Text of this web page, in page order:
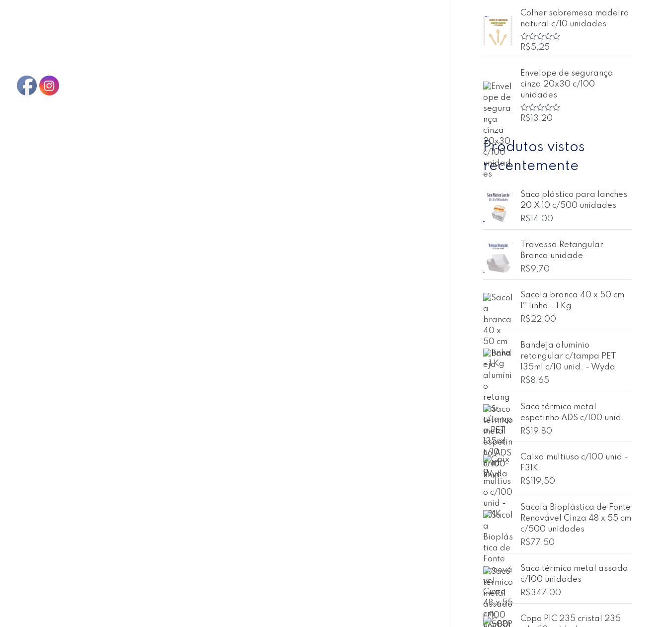
e
5
l
i
a
ç
ã
o
e
5
Colher sobremesa madeira
natural c/10 unidades
A
l
i
a
ç
ã
o
0
d
R$5,25
Envelope de segurança
cinza 20x30 c/100
unidades
A
i
ç
ã
d
e
5
R$ 13,20
Produtos vistos
recentemente
Saco plástico para lanches
20 X 10 c/500 unidades
R$ 14,00
Travessa Retangular
Branca unidade
R$9,70
Sacola branca 40 x 50 cm
1º linha - 1 Kg
R$22,00
Bandeja alumínio
retangular c/tampa PET
135ml c/10 unid. - Wyda
R$8,65
Saco térmico metal
espetinho ADS c/100 unid.
R$ 19,80
Caixa multiuso c/100 unid -
F31K
R$
119,50
Sacola Bioplástica de Fonte
Renovável Cinza 48 x 55 cm
c/500 unidades
R$77,50
Saco térmico metal assado
c/100 unidades
R$347,00
Copo PIC 235 cristal 235